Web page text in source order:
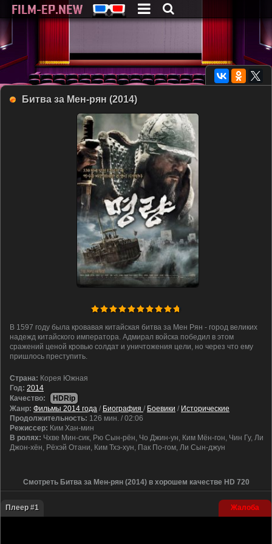
Битва за Мен-рян (2014)
В 1597 году была кровавая китайская битва за Мен Рян - город великих
надежд китайского императора. Адмирал войска победил в этом
сражений ценой кровью солдат и уничтожения цели, но через что ему
пришлось преступить.
Cтрана: Корея Южная
Год: 2014
Качество:
HDRip
Жанр: Фильмы 2014 года / Биография / Боевики / Исторические
Продолжительность: 126 мин. / 02:06
Режиссер: Ким Хан-мин
В ролях: Чхве Мин-сик, Рю Сын-рён, Чо Джин-ун, Ким Мён-гон, Чин Гу, Ли
Джон-хён, Рёхэй Отани, Ким Тхэ-хун, Пак По-гом, Ли Сын-джун
Смотреть Битва за Мен-рян (2014) в хорошем качестве HD 720
Плеер #1 Жалоба